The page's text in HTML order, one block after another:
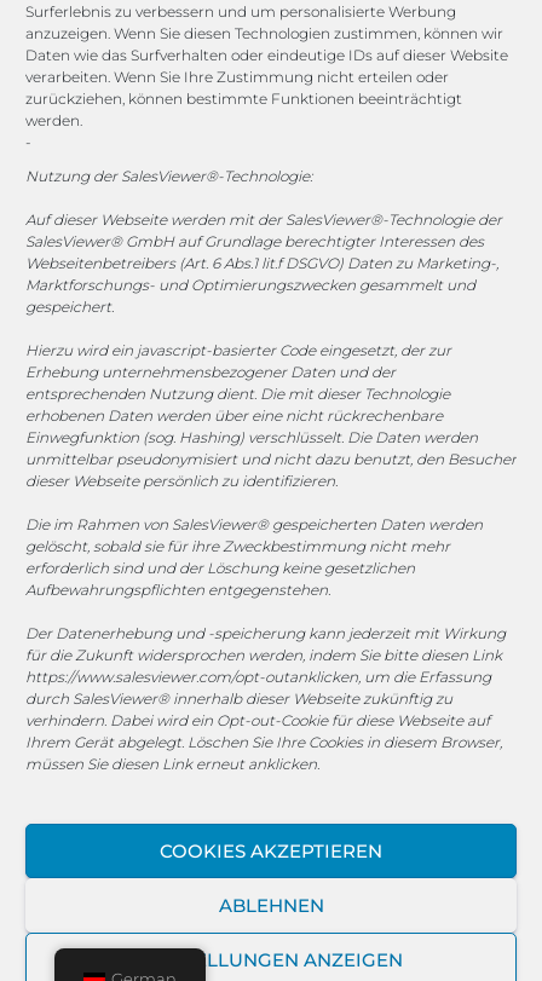
Surferlebnis zu verbessern und um personalisierte Werbung
anzuzeigen. Wenn Sie diesen Technologien zustimmen, können wir
Daten wie das Surfverhalten oder eindeutige IDs auf dieser Website
verarbeiten. Wenn Sie Ihre Zustimmung nicht erteilen oder
zurückziehen, können bestimmte Funktionen beeinträchtigt
werden.
-
Nutzung der SalesViewer®-Technologie:
Auf dieser Webseite werden mit der SalesViewer®-Technologie der
SalesViewer® GmbH auf Grundlage berechtigter Interessen des
Webseitenbetreibers (Art. 6 Abs.1 lit.f DSGVO) Daten zu Marketing-,
Marktforschungs- und Optimierungszwecken gesammelt und
gespeichert.
Hierzu wird ein javascript-basierter Code eingesetzt, der zur
Erhebung unternehmensbezogener Daten und der
entsprechenden Nutzung dient. Die mit dieser Technologie
erhobenen Daten werden über eine nicht rückrechenbare
Einwegfunktion (sog. Hashing) verschlüsselt. Die Daten werden
unmittelbar pseudonymisiert und nicht dazu benutzt, den Besucher
dieser Webseite persönlich zu identifizieren.
Die im Rahmen von SalesViewer® gespeicherten Daten werden
gelöscht, sobald sie für ihre Zweckbestimmung nicht mehr
erforderlich sind und der Löschung keine gesetzlichen
Aufbewahrungspflichten entgegenstehen.
Der Datenerhebung und -speicherung kann jederzeit mit Wirkung
für die Zukunft widersprochen werden, indem Sie bitte diesen Link
https://www.salesviewer.com/opt-outanklicken, um die Erfassung
durch SalesViewer® innerhalb dieser Webseite zukünftig zu
verhindern. Dabei wird ein Opt-out-Cookie für diese Webseite auf
Ihrem Gerät abgelegt. Löschen Sie Ihre Cookies in diesem Browser,
müssen Sie diesen Link erneut anklicken.
COOKIES AKZEPTIEREN
ABLEHNEN
EINSTELLUNGEN ANZEIGEN
vertrieb@megasoft.de
+49 2173 265 06 0
Mo. - Do. 08:00 - 17:00 Uhr
Fr. 08:00 - 15:00 Uhr
Sponsoring
1. FC Monheim
COOKIE-RICHTLINIE (EU)
© 2025 MEGASOFT® IT GmbH & Co. KG |
MEGASOFT® IT übernimmt keinerlei Gewähr für die
Aktualität, Richtigkeit und Vollständigkeit der
Haftungsansprüche gegen den Autor, welche sich auf
Schäden materieller oder ideeller Art beziehen, die durch
die Nutzung oder Nichtnutzung der dargebotenen
Informationen bzw. durch die Nutzung fehlerhafter und
unvollständiger Informationen verursacht wurden, sind
grundsätzlich ausgeschlossen, sofern seitens des Autors
Verschulden vorliegt. Alle Angebote sind freibleibend und
unverbindlich. MEGASOFT® IT behält es sich ausdrücklich
vor, Teile der Seiten oder das gesamte Angebot ohne
gesonderte Ankündigung zu verändern, zu ergänzen, zu
löschen oder die Veröffentlichung zeitweise oder endgültig
einzustellen.